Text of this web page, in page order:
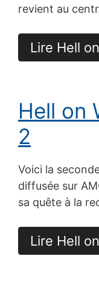
revient au
Lire Hell
Hell on
2
Voici la
diffusée sur
sa quête à la
Lire Hell